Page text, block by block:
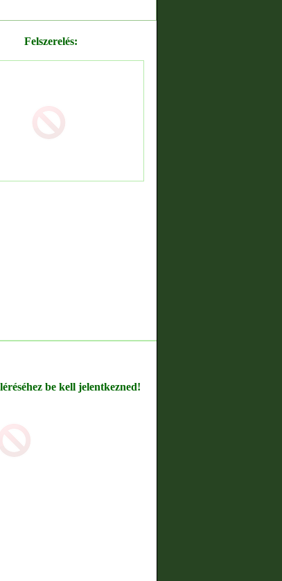
Felszerelés:
be kell jelentkezned!